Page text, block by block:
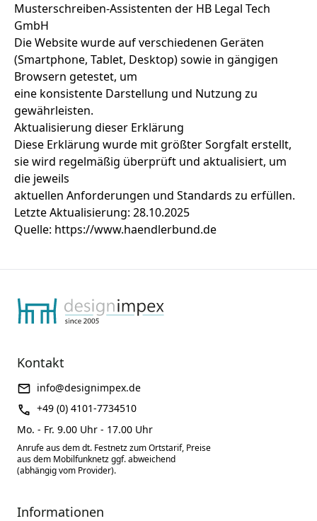
Musterschreiben-Assistenten der HB Legal Tech
GmbH
Die Website wurde auf verschiedenen Geräten
(Smartphone, Tablet, Desktop) sowie in gängigen
Browsern getestet, um
eine konsistente Darstellung und Nutzung zu
gewährleisten.
Aktualisierung dieser Erklärung
Diese Erklärung wurde mit größter Sorgfalt erstellt,
sie wird regelmäßig überprüft und aktualisiert, um
die jeweils
aktuellen Anforderungen und Standards zu erfüllen.
Letzte Aktualisierung: 28.10.2025
Quelle: https://www.haendlerbund.de
Kontakt
info@designimpex.de
+49 (0) 4101-7734510
Mo. - Fr. 9.00 Uhr - 17.00 Uhr
Anrufe aus dem dt. Festnetz zum Ortstarif, Preise
aus dem Mobilfunknetz ggf. abweichend
(abhängig vom Provider).
Informationen